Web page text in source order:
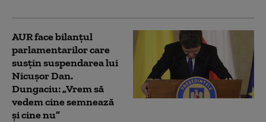
AUR face bilanțul
parlamentarilor care
susțin suspendarea lui
Nicușor Dan.
Dungaciu: „Vrem să
vedem cine semnează
și cine nu”